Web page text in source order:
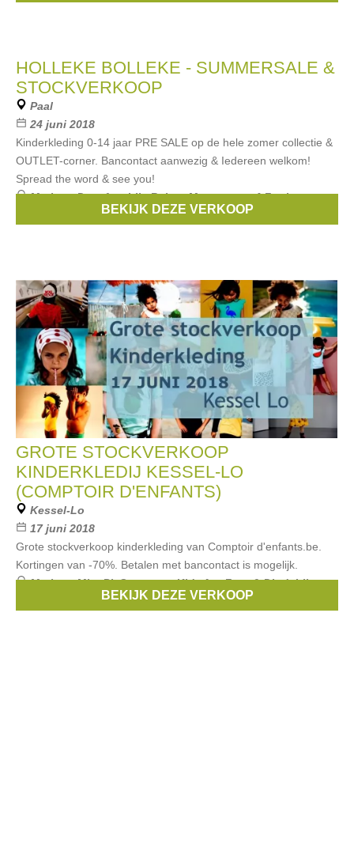
HOLLEKE BOLLEKE - SUMMERSALE &
STOCKVERKOOP
Paal
24 juni 2018
Kinderkleding 0-14 jaar PRE SALE op de hele zomer collectie &
OUTLET-corner. Bancontact aanwezig & Iedereen welkom!
Spread the word & see you!
Merken:Danefae,Lily Balou,Maxomorra,4 Funky
, ...BEKIJK DEZE VERKOOP
GROTE STOCKVERKOOP
KINDERKLEDIJ KESSEL-LO
(COMPTOIR D'ENFANTS)
Kessel-Lo
17 juni 2018
Grote stockverkoop kinderkleding van Comptoir d'enfants.be.
Kortingen van -70%. Betalen met bancontact is mogelijk.
Merken:Mim-Pi,Someone,Kidz Art,Froy & Dind,Lily
BEKIJK DEZE VERKOOP